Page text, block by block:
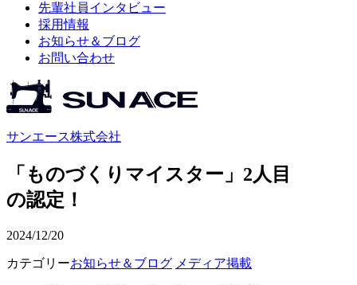
先輩社員インタビュー
採用情報
お知らせ＆ブログ
お問い合わせ
サンエース株式会社
「ものづくりマイスター」2人目
の認定！
2024/12/20
カテゴリーお知らせ＆ブログ メディア掲載